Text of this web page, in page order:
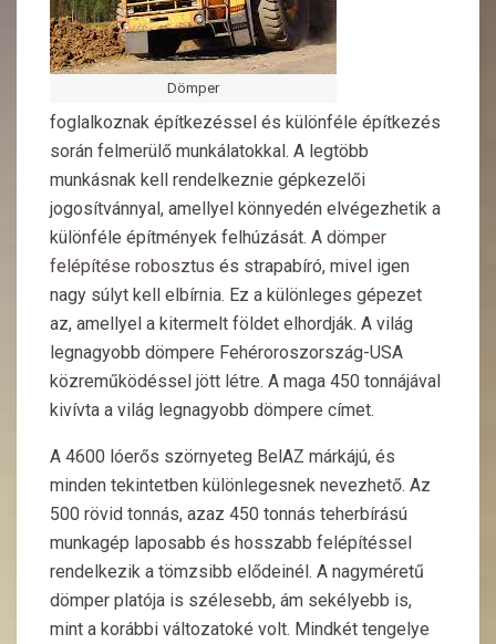
Dömper
foglalkoznak építkezéssel és különféle építkezés
során felmerülő munkálatokkal. A legtöbb
munkásnak kell rendelkeznie gépkezelői
jogosítvánnyal, amellyel könnyedén elvégezhetik a
különféle építmények felhúzását. A dömper
felépítése robosztus és strapabíró, mivel igen
nagy súlyt kell elbírnia. Ez a különleges gépezet
az, amellyel a kitermelt földet elhordják. A világ
legnagyobb dömpere Fehéroroszország-USA
közreműködéssel jött létre. A maga 450 tonnájával
kivívta a világ legnagyobb dömpere címet.
A 4600 lóerős szörnyeteg BelAZ márkájú, és
minden tekintetben különlegesnek nevezhető. Az
500 rövid tonnás, azaz 450 tonnás teherbírású
munkagép laposabb és hosszabb felépítéssel
rendelkezik a tömzsibb elődeinél. A nagyméretű
dömper platója is szélesebb, ám sekélyebb is,
mint a korábbi változatoké volt. Mindkét tengelye